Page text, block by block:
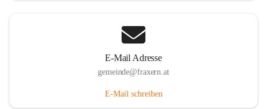
E-Mail Adresse
gemeinde@fraxern.at
E-Mail schreiben